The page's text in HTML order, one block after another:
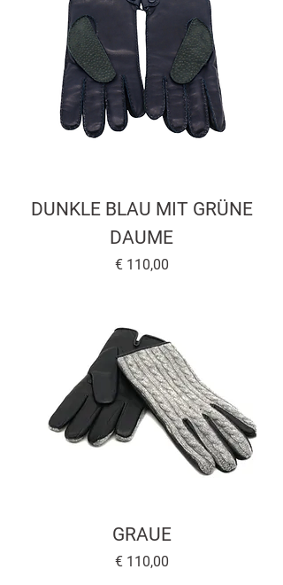
DUNKLE BLAU MIT GRÜNE
DAUME
Preis
€ 110,00
GRAUE
Preis
€ 110,00